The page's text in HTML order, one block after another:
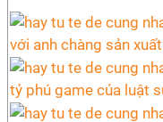
với anh chàng sản
tỷ phú game của luật